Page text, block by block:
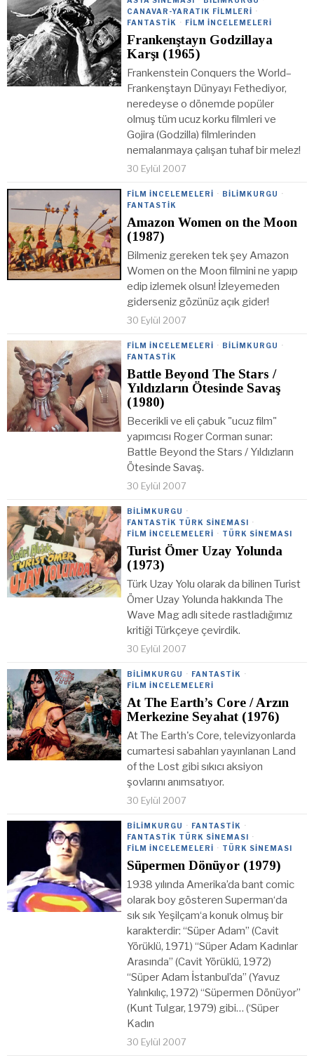
CANAVAR-YARATIK FILMLERI ·
FANTASTIK · FILM İNCELEMELERI
Frankenştayn Godzillaya
Karşı (1965)
Frankenstein Conquers the World–
Frankenştayn Dünyayı Fethediyor,
neredeyse o dönemde popüler
olmuş tüm ucuz korku filmleri ve
Gojira (Godzilla) filmlerinden
nemalanmaya çalışan tuhaf bir melez!
30 Eylül 2007
FILM İNCELEMELERI · BILIMKURGU ·
FANTASTIK
Amazon Women on the Moon
(1987)
Bilmeniz gereken tek şey Amazon
Women on the Moon filmini ne yapıp
edip izlemek olsun! İzleyemeden
giderseniz gözünüz açık gider!
30 Eylül 2007
FILM İNCELEMELERI · BILIMKURGU ·
FANTASTIK
Battle Beyond The Stars /
Yıldızların Ötesinde Savaş
(1980)
Becerikli ve eli çabuk "ucuz film"
yapımcısı Roger Corman sunar:
Battle Beyond the Stars / Yıldızların
Ötesinde Savaş.
30 Eylül 2007
BILIMKURGU ·
FANTASTIK TÜRK SINEMASI ·
FILM İNCELEMELERI · TÜRK SINEMASI
Turist Ömer Uzay Yolunda
(1973)
Türk Uzay Yolu olarak da bilinen Turist
Ömer Uzay Yolunda hakkında The
Wave Mag adlı sitede rastladığımız
kritiği Türkçeye çevirdik.
30 Eylül 2007
BILIMKURGU · FANTASTIK ·
FILM İNCELEMELERI
At The Earth’s Core / Arzın
Merkezine Seyahat (1976)
At The Earth's Core, televizyonlarda
cumartesi sabahları yayınlanan Land
of the Lost gibi sıkıcı aksiyon
şovlarını anımsatıyor.
30 Eylül 2007
BILIMKURGU · FANTASTIK ·
FANTASTIK TÜRK SINEMASI ·
FILM İNCELEMELERI · TÜRK SINEMASI
Süpermen Dönüyor (1979)
1938 yılında Amerika’da bant comic
olarak boy gösteren Superman‘da
sık sık Yeşilçam‘a konuk olmuş bir
karakterdir: “Süper Adam” (Cavit
Yörüklü, 1971) “Süper Adam Kadınlar
Arasında” (Cavit Yörüklü, 1972)
“Süper Adam İstanbul’da” (Yavuz
Yalınkılıç, 1972) “Süpermen Dönüyor”
(Kunt Tulgar, 1979) gibi… (‘Süper
Kadın
30 Eylül 2007